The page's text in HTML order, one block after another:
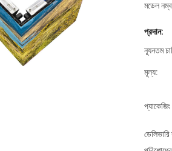
মডেল
প্রদান:
ন্যূনতম
মূল্য: